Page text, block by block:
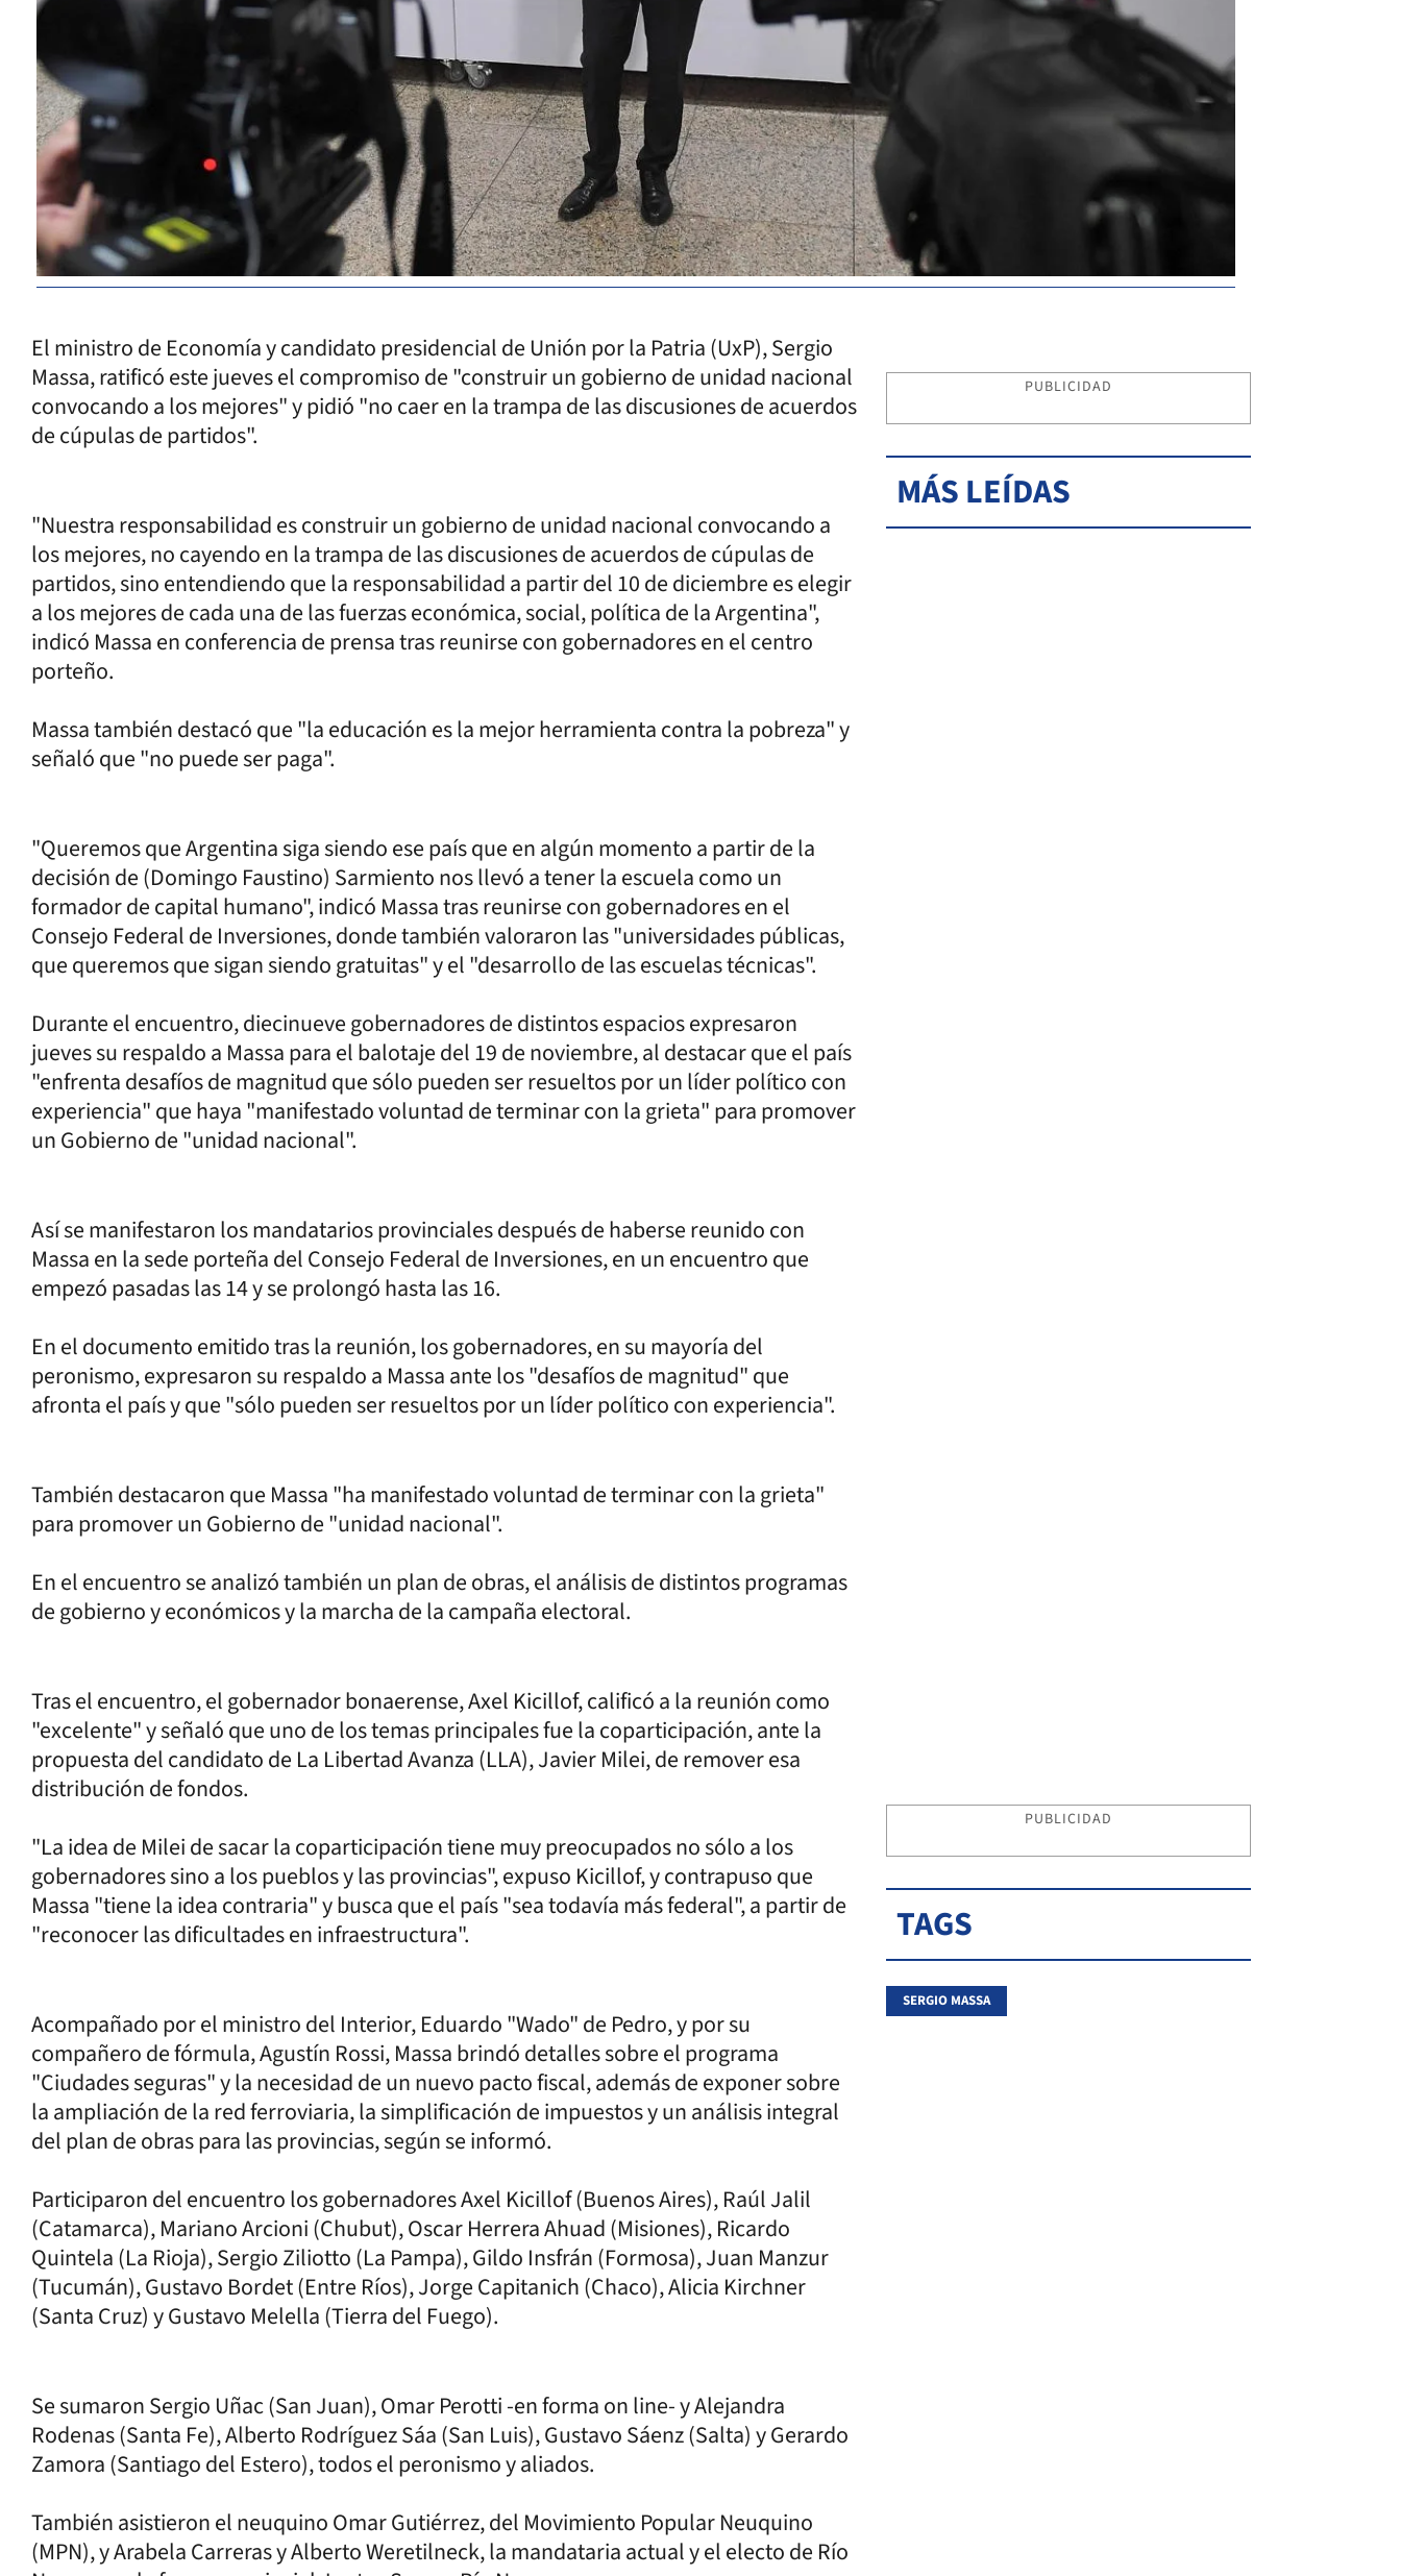
El ministro de Economía y candidato presidencial de Unión por la Patria (UxP), Sergio
Massa, ratificó este jueves el compromiso de "construir un gobierno de unidad nacional
convocando a los mejores" y pidió "no caer en la trampa de las discusiones de acuerdos
de cúpulas de partidos".
"Nuestra responsabilidad es construir un gobierno de unidad nacional convocando a
los mejores, no cayendo en la trampa de las discusiones de acuerdos de cúpulas de
partidos, sino entendiendo que la responsabilidad a partir del 10 de diciembre es elegir
a los mejores de cada una de las fuerzas económica, social, política de la Argentina",
indicó Massa en conferencia de prensa tras reunirse con gobernadores en el centro
porteño.
Massa también destacó que "la educación es la mejor herramienta contra la pobreza" y
señaló que "no puede ser paga".
"Queremos que Argentina siga siendo ese país que en algún momento a partir de la
decisión de (Domingo Faustino) Sarmiento nos llevó a tener la escuela como un
formador de capital humano", indicó Massa tras reunirse con gobernadores en el
Consejo Federal de Inversiones, donde también valoraron las "universidades públicas,
que queremos que sigan siendo gratuitas" y el "desarrollo de las escuelas técnicas".
Durante el encuentro, diecinueve gobernadores de distintos espacios expresaron
jueves su respaldo a Massa para el balotaje del 19 de noviembre, al destacar que el país
"enfrenta desafíos de magnitud que sólo pueden ser resueltos por un líder político con
experiencia" que haya "manifestado voluntad de terminar con la grieta" para promover
un Gobierno de "unidad nacional".
Así se manifestaron los mandatarios provinciales después de haberse reunido con
Massa en la sede porteña del Consejo Federal de Inversiones, en un encuentro que
empezó pasadas las 14 y se prolongó hasta las 16.
En el documento emitido tras la reunión, los gobernadores, en su mayoría del
peronismo, expresaron su respaldo a Massa ante los "desafíos de magnitud" que
afronta el país y que "sólo pueden ser resueltos por un líder político con experiencia".
También destacaron que Massa "ha manifestado voluntad de terminar con la grieta"
para promover un Gobierno de "unidad nacional".
En el encuentro se analizó también un plan de obras, el análisis de distintos programas
de gobierno y económicos y la marcha de la campaña electoral.
Tras el encuentro, el gobernador bonaerense, Axel Kicillof, calificó a la reunión como
"excelente" y señaló que uno de los temas principales fue la coparticipación, ante la
propuesta del candidato de La Libertad Avanza (LLA), Javier Milei, de remover esa
distribución de fondos.
"La idea de Milei de sacar la coparticipación tiene muy preocupados no sólo a los
gobernadores sino a los pueblos y las provincias", expuso Kicillof, y contrapuso que
Massa "tiene la idea contraria" y busca que el país "sea todavía más federal", a partir de
"reconocer las dificultades en infraestructura".
Acompañado por el ministro del Interior, Eduardo "Wado" de Pedro, y por su
compañero de fórmula, Agustín Rossi, Massa brindó detalles sobre el programa
"Ciudades seguras" y la necesidad de un nuevo pacto fiscal, además de exponer sobre
la ampliación de la red ferroviaria, la simplificación de impuestos y un análisis integral
del plan de obras para las provincias, según se informó.
Participaron del encuentro los gobernadores Axel Kicillof (Buenos Aires), Raúl Jalil
(Catamarca), Mariano Arcioni (Chubut), Oscar Herrera Ahuad (Misiones), Ricardo
Quintela (La Rioja), Sergio Ziliotto (La Pampa), Gildo Insfrán (Formosa), Juan Manzur
(Tucumán), Gustavo Bordet (Entre Ríos), Jorge Capitanich (Chaco), Alicia Kirchner
(Santa Cruz) y Gustavo Melella (Tierra del Fuego).
Se sumaron Sergio Uñac (San Juan), Omar Perotti -en forma on line- y Alejandra
Rodenas (Santa Fe), Alberto Rodríguez Sáa (San Luis), Gustavo Sáenz (Salta) y Gerardo
Zamora (Santiago del Estero), todos el peronismo y aliados.
También asistieron el neuquino Omar Gutiérrez, del Movimiento Popular Neuquino
(MPN), y Arabela Carreras y Alberto Weretilneck, la mandataria actual y el electo de Río
PUBLICIDAD
MÁS LEÍDAS
PUBLICIDAD
TAGS
SERGIO MASSA